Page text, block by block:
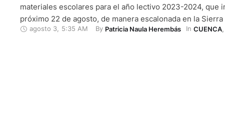
materiales escolares para el año lectivo 2023-2024, que
próximo 22 de agosto, de manera escalonada en la Sierra
En el Centro Histórico, los padres de familia acuden en
agosto 3 5:35 AM By Patricia Naula Herembás In CUENCA,